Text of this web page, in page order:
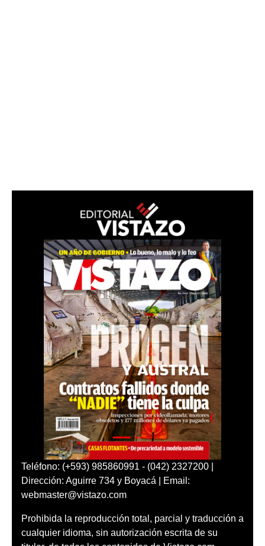
Teléfono: (+593) 985860991 - (042) 2327200 |
Dirección: Aguirre 734 y Boyacá | Email:
webmaster@vistazo.com
Prohibida la reproducción total, parcial y traducción a
cualquier idioma, sin autorización escrita de su